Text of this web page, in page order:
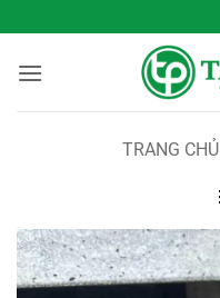
qua
nội
TRANG CHỦ